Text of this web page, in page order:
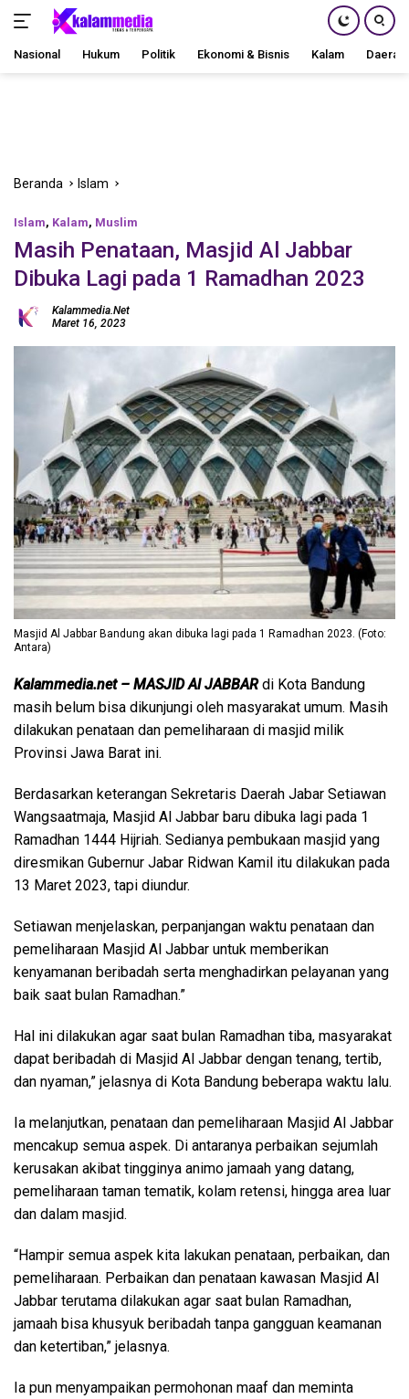
Nasional Hukum Politik Ekonomi & Bisnis Kalam Daerah
Beranda Islam
Islam, Kalam, Muslim
Masih Penataan, Masjid Al Jabbar
Dibuka Lagi pada 1 Ramadhan 2023
Kalammedia.net
Maret 16, 2023
Masjid Al Jabbar Bandung akan dibuka lagi pada 1 Ramadhan 2023. (Foto:
Antara)
Kalammedia.net – MASJID Al JABBARdi Kota Bandung
masih belum bisa dikunjungi oleh masyarakat umum. Masih
dilakukan penataan dan pemeliharaan di masjid milik
Provinsi Jawa Barat ini.
Berdasarkan keterangan Sekretaris Daerah Jabar Setiawan
Wangsaatmaja, Masjid Al Jabbar baru dibuka lagi pada 1
Ramadhan 1444 Hijriah. Sedianya pembukaan masjid yang
diresmikan Gubernur Jabar Ridwan Kamil itu dilakukan pada
13 Maret 2023, tapi diundur.
Setiawan menjelaskan, perpanjangan waktu penataan dan
pemeliharaan Masjid Al Jabbar untuk memberikan
kenyamanan beribadah serta menghadirkan pelayanan yang
baik saat bulan Ramadhan.”
Hal ini dilakukan agar saat bulan Ramadhan tiba, masyarakat
dapat beribadah di Masjid Al Jabbar dengan tenang, tertib,
dan nyaman,” jelasnya di Kota Bandung beberapa waktu lalu.
Ia melanjutkan, penataan dan pemeliharaan Masjid Al Jabbar
mencakup semua aspek. Di antaranya perbaikan sejumlah
kerusakan akibat tingginya animo jamaah yang datang,
pemeliharaan taman tematik, kolam retensi, hingga area luar
dan dalam masjid.
“Hampir semua aspek kita lakukan penataan, perbaikan, dan
pemeliharaan. Perbaikan dan penataan kawasan Masjid Al
Jabbar terutama dilakukan agar saat bulan Ramadhan,
jamaah bisa khusyuk beribadah tanpa gangguan keamanan
dan ketertiban,” jelasnya.
Ia pun menyampaikan permohonan maaf dan meminta